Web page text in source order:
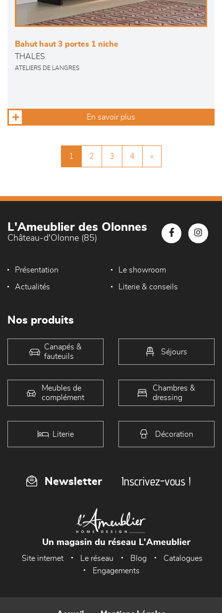
Bahut haut 3 portes 1 niche
THALES
ATELIERS DE LANGRES
En savoir plus
1 2 3 4 »
L'Ameublier des Olonnes
Château-d'Olonne (85)
Présentation Le showroom
Actualités Literie & conseils
Nos produits
Canapés &
fauteuils
Séjours
Meubles de
complément
Chambres &
dressing
Literie Décoration
Newsletter Inscrivez-vous !
Un magasin du réseau L'Ameublier
Site internet Le réseau Blog
Catalogues
Engagements